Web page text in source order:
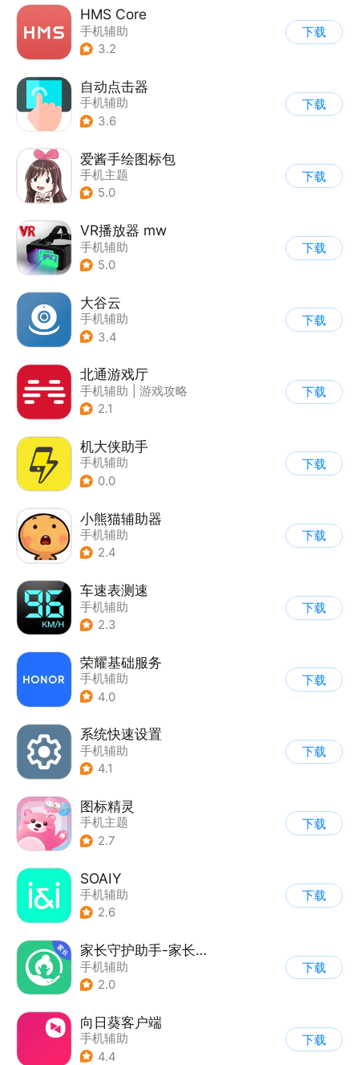
HMS Core
手机辅助
3.2
下载
自动点击器
手机辅助
3.6
下载
爱酱手绘图标包
手机主题
5.0
下载
VR播放器 mw
手机辅助
5.0
下载
大谷云
手机辅助
3.4
下载
北通游戏厅
手机辅助
游戏攻略
2.1
下载
机大侠助手
手机辅助
0.0
下载
小熊猫辅助器
手机辅助
2.4
下载
车速表测速
手机辅助
2.3
下载
荣耀基础服务
手机辅助
4.0
下载
系统快速设置
手机辅助
4.1
下载
图标精灵
手机主题
2.7
下载
SOAIY
手机辅助
2.6
下载
家长守护助手-家长端
手机辅助
2.0
下载
向日葵客户端
手机辅助
4.4
下载